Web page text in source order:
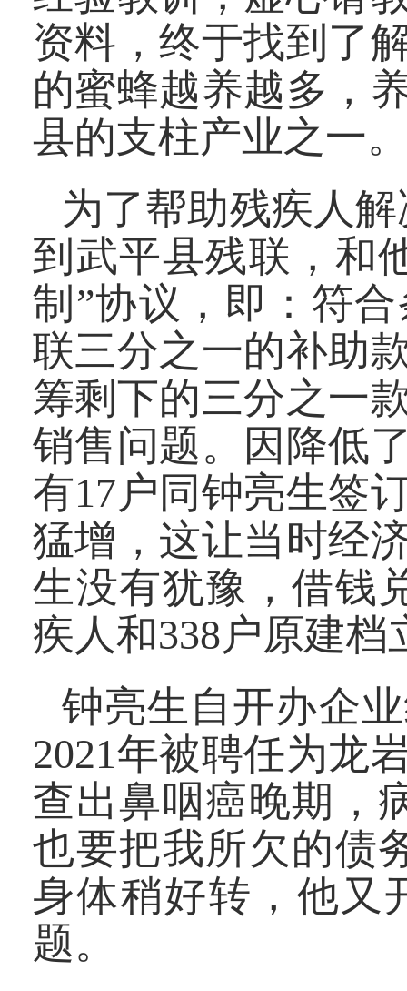
资料，终于找到了
的蜜蜂越养越多，
县的支柱产业之一
为了帮助残疾人
到武平县残联，和
制”协议，即：符
联三分之一的补助
筹剩下的三分之一
销售问题。因降低
有17户同钟亮生签
猛增，这让当时经
生没有犹豫，借钱
疾人和338户原建档
钟亮生自开办企
2021年被聘任为龙
查出鼻咽癌晚期，
也要把我所欠的债
身体稍好转，他又
题。